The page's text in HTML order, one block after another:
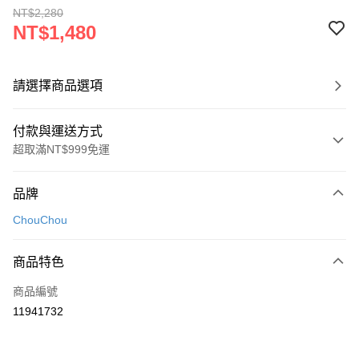
NT$2,280
NT$1,480
請選擇商品選項
付款與運送方式
超取滿NT$999免運
信用卡一次付款
LINE Pay
Apple Pay
品牌
ChouChou
商品特色
商品編號
11941732